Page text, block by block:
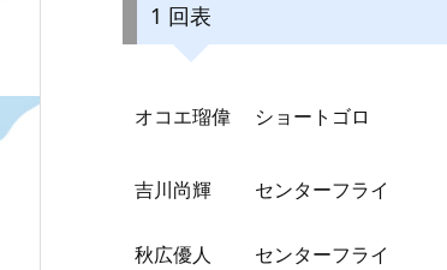
1 回表
オコエ瑠偉 ショートゴロ
吉川尚輝 センターフライ
秋広優人 センターフライ